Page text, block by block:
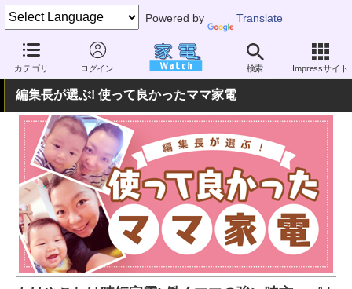
Powered by Translate
カテゴリ ログイン 検索 Impressサイト
家電 Watch ヘルスケア 美容家電 ドライヤー
編集長が選ぶ! 使って良かったママ家電